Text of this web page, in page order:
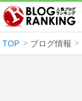
TOP ブログ情報